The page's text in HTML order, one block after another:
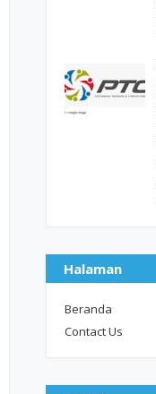
Halaman
Beranda
Contact Us